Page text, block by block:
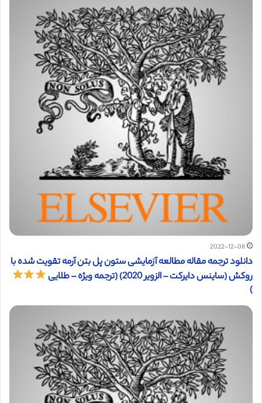
2022-12-08
دانلود ترجمه مقاله مطالعه آزمایشی ستون پل بتن آرمه تقویت شده با
روکش (ساینس دایرکت – الزویر 2020) (ترجمه ویژه – طلایی
)